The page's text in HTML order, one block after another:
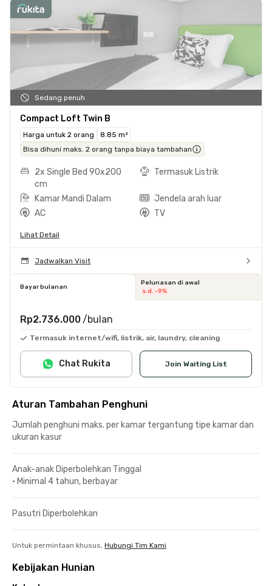
Sedang penuh
Compact Loft Twin B
Harga untuk 2 orang
8.85 m²
Bisa dihuni maks. 2 orang tanpa biaya tambahan
2x Single Bed 90x200
cm
Termasuk Listrik
Kamar Mandi Dalam
Jendela arah luar
AC
TV
Lihat Detail
Jadwalkan Visit
Bayar bulanan
Pelunasan di awal
s.d. -9%
Rp2.736.000 /bulan
Termasuk internet/wifi, listrik, air, laundry, cleaning
Join Waiting List
Chat Rukita
Aturan Tambahan Penghuni
Jumlah penghuni maks. per kamar tergantung tipe kamar dan
ukuran kasur
Anak-anak Diperbolehkan Tinggal
• Minimal 4 tahun, berbayar
Pasutri Diperbolehkan
Untuk permintaan khusus, Hubungi Tim Kami
Kebijakan Hunian